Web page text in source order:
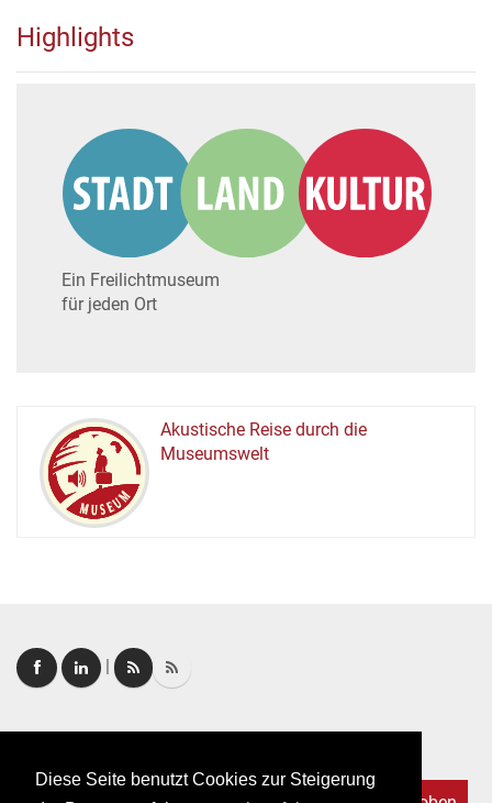
Diese Seite benutzt Cookies zur Steigerung
Highlights
Ein Freilichtmuseum
für jeden Ort
MUSEUM
Akustische Reise durch die
Museumswelt